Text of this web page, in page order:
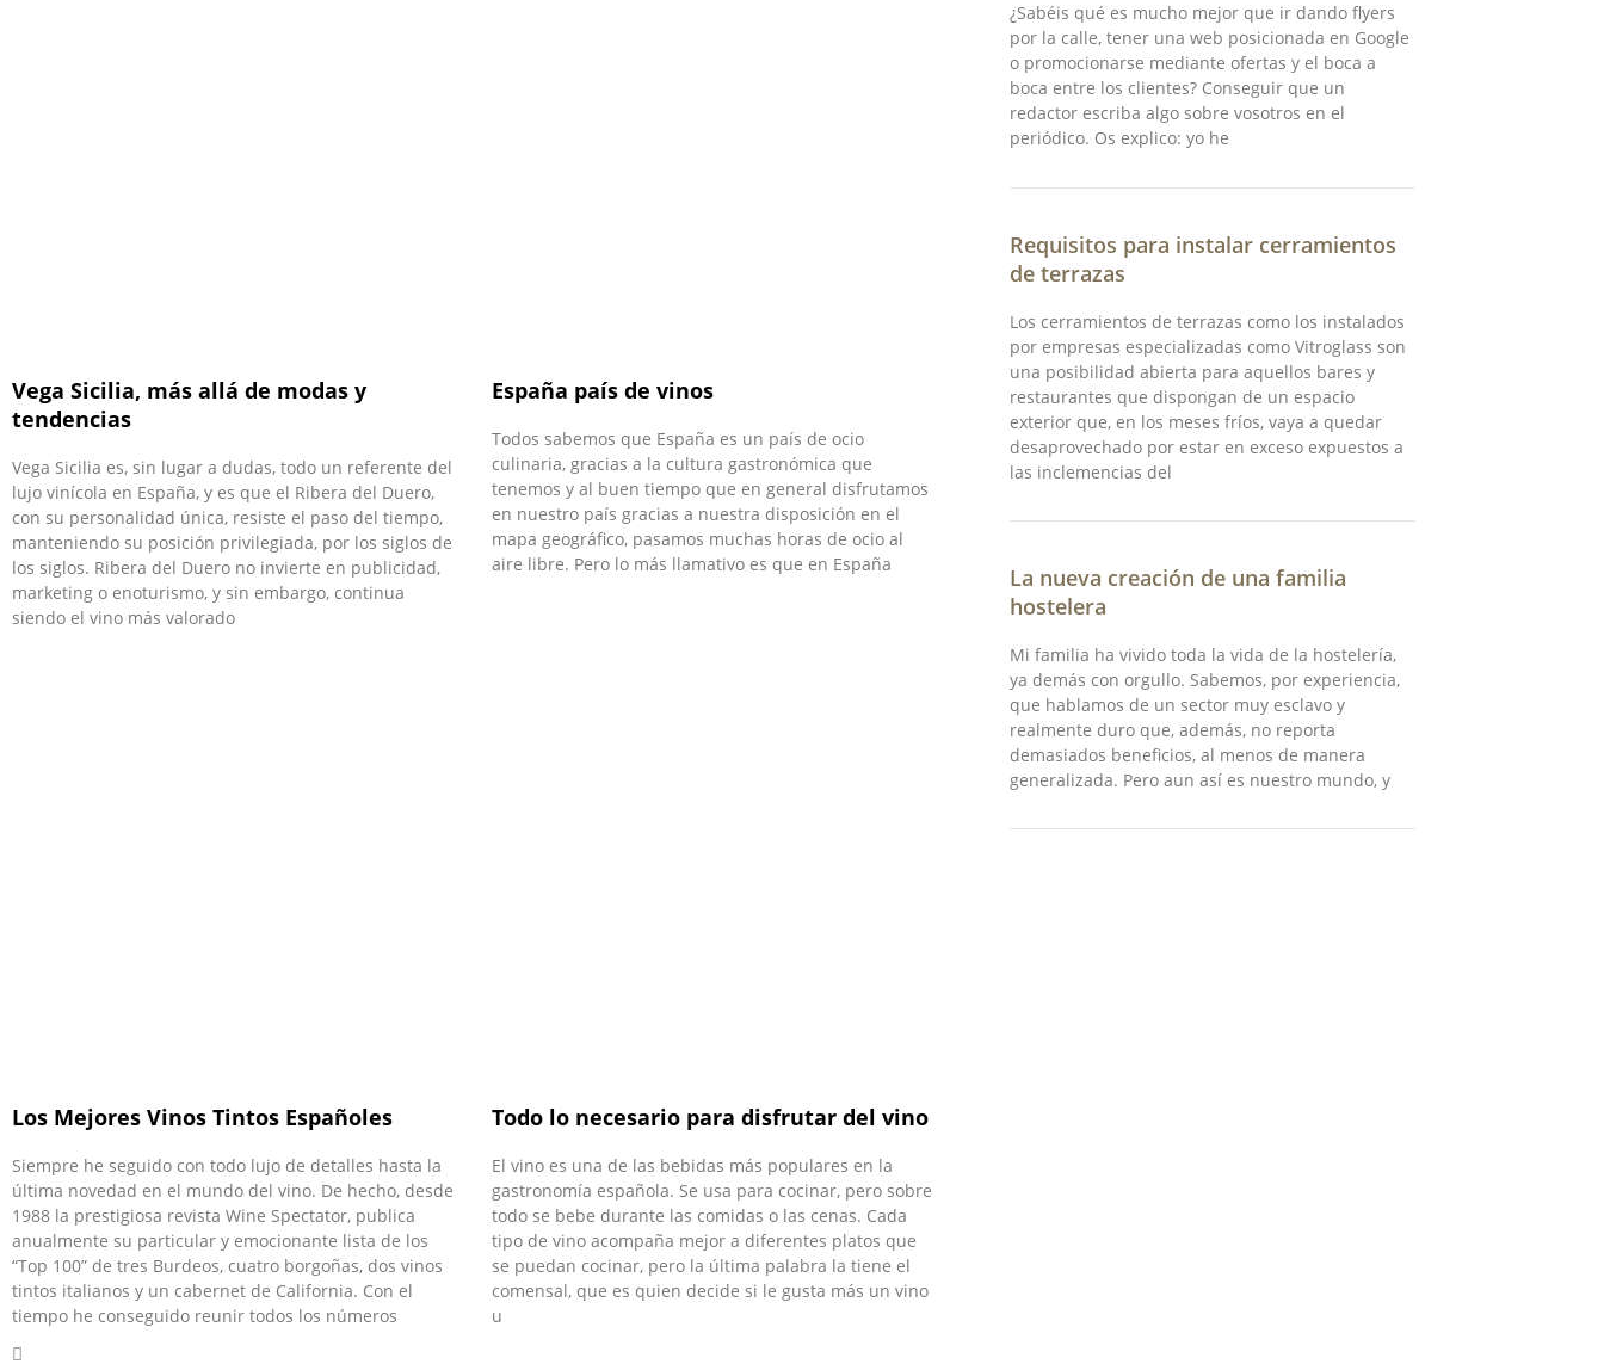
Vega Sicilia, más allá de modas y
tendencias
Vega Sicilia es, sin lugar a dudas, todo un referente del
lujo vinícola en España, y es que el Ribera del Duero,
con su personalidad única, resiste el paso del tiempo,
manteniendo su posición privilegiada, por los siglos de
los siglos. Ribera del Duero no invierte en publicidad,
marketing o enoturismo, y sin embargo, continua
siendo el vino más valorado
España país de vinos
Todos sabemos que España es un país de ocio
culinaria, gracias a la cultura gastronómica que
tenemos y al buen tiempo que en general disfrutamos
en nuestro país gracias a nuestra disposición en el
mapa geográfico, pasamos muchas horas de ocio al
aire libre. Pero lo más llamativo es que en España
Los Mejores Vinos Tintos Españoles
Siempre he seguido con todo lujo de detalles hasta la
última novedad en el mundo del vino. De hecho, desde
1988 la prestigiosa revista Wine Spectator, publica
anualmente su particular y emocionante lista de los
“Top 100” de tres Burdeos, cuatro borgoñas, dos vinos
tintos italianos y un cabernet de California. Con el
tiempo he conseguido reunir todos los números
Todo lo necesario para disfrutar del vino
El vino es una de las bebidas más populares en la
gastronomía española. Se usa para cocinar, pero sobre
todo se bebe durante las comidas o las cenas. Cada
tipo de vino acompaña mejor a diferentes platos que
se puedan cocinar, pero la última palabra la tiene el
comensal, que es quien decide si le gusta más un vino
u
¿Sabéis qué es mucho mejor que ir dando flyers
por la calle, tener una web posicionada en Google
o promocionarse mediante ofertas y el boca a
boca entre los clientes? Conseguir que un
redactor escriba algo sobre vosotros en el
periódico. Os explico: yo he
Requisitos para instalar cerramientos
de terrazas
Los cerramientos de terrazas como los instalados
por empresas especializadas como Vitroglass son
una posibilidad abierta para aquellos bares y
restaurantes que dispongan de un espacio
exterior que, en los meses fríos, vaya a quedar
desaprovechado por estar en exceso expuestos a
las inclemencias del
La nueva creación de una familia
hostelera
Mi familia ha vivido toda la vida de la hostelería,
ya demás con orgullo. Sabemos, por experiencia,
que hablamos de un sector muy esclavo y
realmente duro que, además, no reporta
demasiados beneficios, al menos de manera
generalizada. Pero aun así es nuestro mundo, y